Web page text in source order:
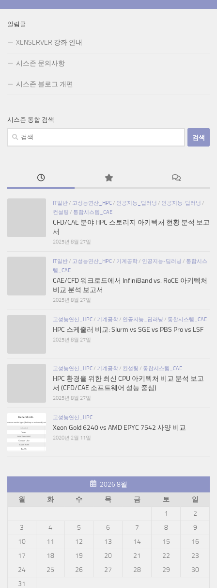
알림글
XENSERVER 강좌 안내
시스존 문의사항
시스존 블로그 개편
시스존 통합 검색
검
IT일반/ 고성능연산_HPC/ 인공지능_딥러닝 / 인공지능-딥러닝 /
컨설팅 / 통합시스템_CAE
CFD/CAE 분야 HPC 스토리지 아키텍처 현황 분석 보고
서
2025년 8월 27일
IT일반/ 고성능연산_HPC/ 기계공학/ 인공지능-딥러닝 / 통합시스
템_CAE
CAE/CFD 워크로드에서 InfiniBand vs. RoCE 아키텍처
비교 분석 보고서
2025년 8월 27일
고성능연산_HPC/ 기계공학/ 인공지능_딥러닝 / 통합시스템_CAE
HPC 스케줄러 비교: Slurm vs SGE vs PBS Pro vs LSF
2025년 8월 27일
고성능연산_HPC/ 기계공학/ 컨설팅 / 통합시스템_CAE
HPC 환경을 위한 최신 CPU 아키텍처 비교 분석 보고
서 (CFD/CAE 소프트웨어 성능 중심)
2025년 8월 27일
고성능연산_HPC
Xeon Gold 6240 vs AMD EPYC 7542 사양 비교
2020년 2월 11일
2026 8월
월
화 수 목 금 토
일
1
2
3
4 5 6 7 8
9
10
11 12 13 14 15
16
17
18 19 20 21 22
23
24
25 26 27 28 29
30
31